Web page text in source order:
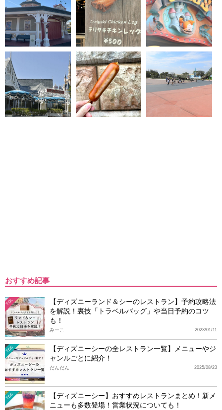
おすすめ記事
TDL
【ディズニーランド＆シーのレストラン】予約攻略法
を解説！裏技「トラベルバッグ」や当日予約のコツ
も！
2023/01/11
みーこ
TDS
【ディズニーシーの全レストラン一覧】メニューやジ
ャンルごとに紹介！
2025/08/23
だんだん
TDS
【ディズニーシー】おすすめレストランまとめ！新メ
ニューも多数登場！営業状況についても！